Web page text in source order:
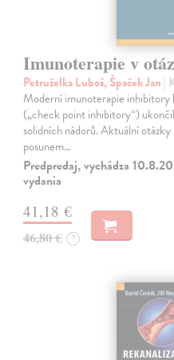
Imunoterapie v
Petruželka Luboš, Špaček Jan |
Moderní imunoterapie
(„check point inhibitory“)
solidních nádorů. Aktuální
posunem…
Predpredaj, vychádza
vydania
41,18 €
46,80 € ?